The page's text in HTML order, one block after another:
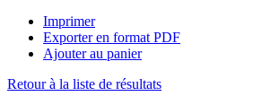
Imprimer
Exporter en format PDF
Ajouter au panier
Retour à la liste de résultats